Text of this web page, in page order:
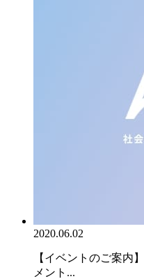
2020.06.02
【イベントのご案内
メント...